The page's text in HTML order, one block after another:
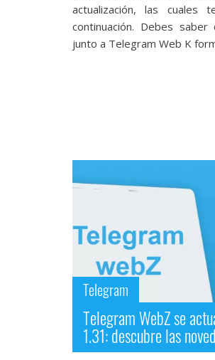
actualización, las
continuación. Debes
junto a Telegram Web K
Telegram
Telegram WebZ se
1.31: descubre las